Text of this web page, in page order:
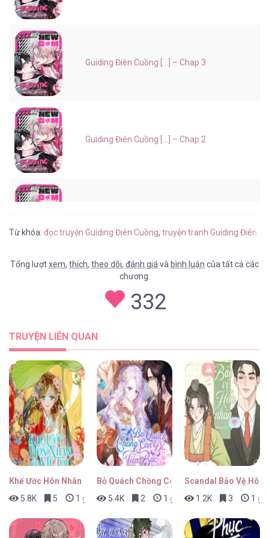
Guiding Điên Cuồng [...] – Chap 3
Guiding Điên Cuồng [...] – Chap 2
Từ khóa: đọc truyện Guiding Điên Cuồng, truyện tranh Guiding Điên
Tổng lượtxem, thích, theo dõi, đánh giá và bình luận của tất cả các
chương.
332
TRUYỆN LIÊN QUAN
Khế Ước Hôn Nhân Của Mẹ Tôi
5.8K
5 1 giờ trước
Bỏ Quách Chồng Con Đi, Tiền Bạc Mới Là
5.4K
2 1 giờ trước
Scandal Bảo Vệ Hôn
1.2K
3 1